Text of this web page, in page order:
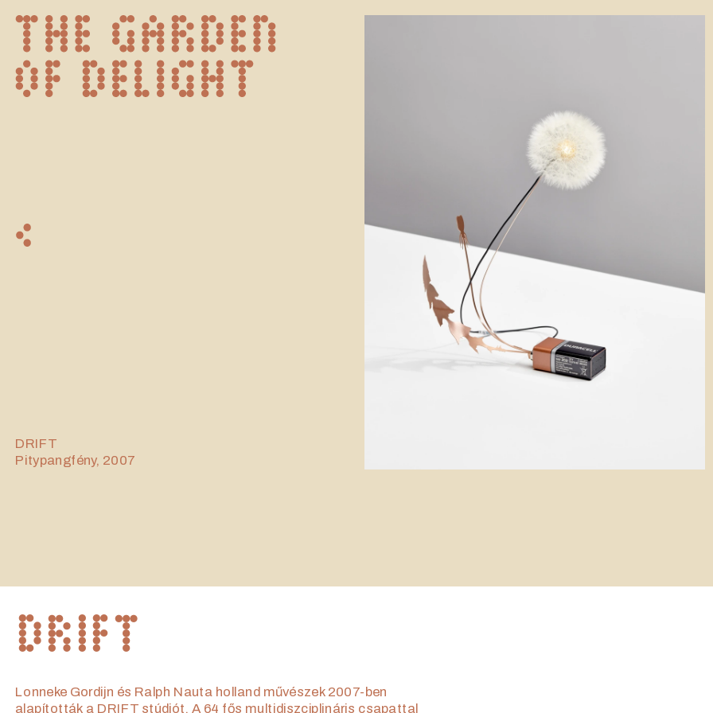
DRIFT
Pitypangfény, 2007
DRIFT
Lonneke Gordijn és Ralph Nauta holland művészek 2007-ben
alapították a DRIFT stúdiót. A 64 fős multidiszciplináris csapattal